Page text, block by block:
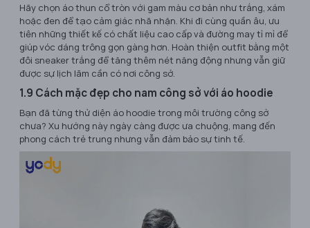
Hãy chọn áo thun cổ tròn với gam màu cơ bản như trắng, xám
hoặc đen để tạo cảm giác nhã nhặn. Khi đi cùng quần âu, ưu
tiên những thiết kế có chất liệu cao cấp và đường may tỉ mỉ để
giúp vóc dáng trông gọn gàng hơn. Hoàn thiện outfit bằng một
đôi sneaker trắng để tăng thêm nét năng động nhưng vẫn giữ
được sự lịch lãm cần có nơi công sở.
1.9 Cách mặc đẹp cho nam công sở với áo hoodie
Bạn đã từng thử diện áo hoodie trong môi trường công sở
chưa? Xu hướng này ngày càng được ưa chuộng, mang đến
phong cách trẻ trung nhưng vẫn đảm bảo sự tinh tế.